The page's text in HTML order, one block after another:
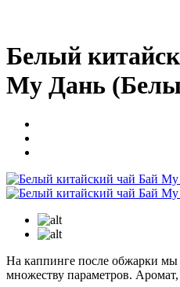
Белый
Му Дань
На каппинге после обжарки мы
множеству параметров.